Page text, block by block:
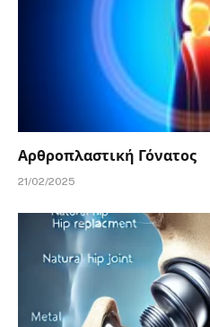
Αρθροπλαστική Γόνατος
21/02/2025